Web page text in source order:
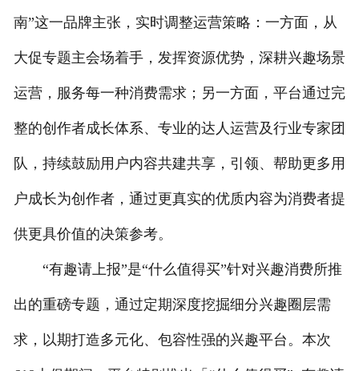
南”这一品牌主张，实时调整运营策略：一方面，从
大促专题主会场着手，发挥资源优势，深耕兴趣场景
运营，服务每一种消费需求；另一方面，平台通过完
整的创作者成长体系、专业的达人运营及行业专家团
队，持续鼓励用户内容共建共享，引领、帮助更多用
户成长为创作者，通过更真实的优质内容为消费者提
供更具价值的决策参考。
“有趣请上报”是“什么值得买”针对兴趣消费所推
出的重磅专题，通过定期深度挖掘细分兴趣圈层需
求，以期打造多元化、包容性强的兴趣平台。本次